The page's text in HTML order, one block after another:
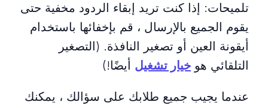
تلميحات: إذا كنت تريد إبقاء الردود مخفية حتى
يقوم الجميع بالإرسال ، قم بإخفائها باستخدام
أيقونة العين أو تصغير النافذة. (التصغير
التلقائي هو خيار تشغيل أيضًا!)
عندما يجيب جميع طلابك على سؤالك ، يمكنك